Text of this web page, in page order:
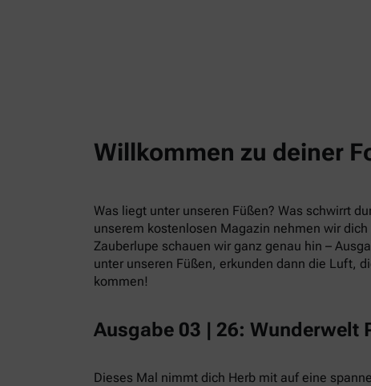
Willkommen zu deiner
Was liegt unter unseren Füßen? Was schwirrt
unserem kostenlosen Magazin nehmen wir
Zauberlupe schauen wir ganz genau hin –
unter unseren Füßen, erkunden dann die Luft,
kommen!
Ausgabe 03 | 26: Wunderwelt
Dieses Mal nimmt dich Herb mit auf eine